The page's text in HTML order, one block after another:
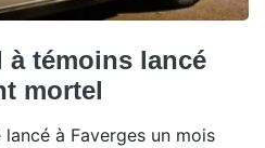
à témoins lancé
mortel
à Faverges un mois